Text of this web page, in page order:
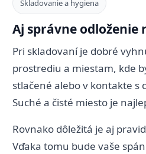
Skladovanie a hygiena
Aj správne odloženie
Pri skladovaní je dobré
prostrediu a miestam, kde
stlačené alebo v kontakte s
Suché a čisté miesto je
Rovnako dôležitá je aj
Vďaka tomu bude vaše